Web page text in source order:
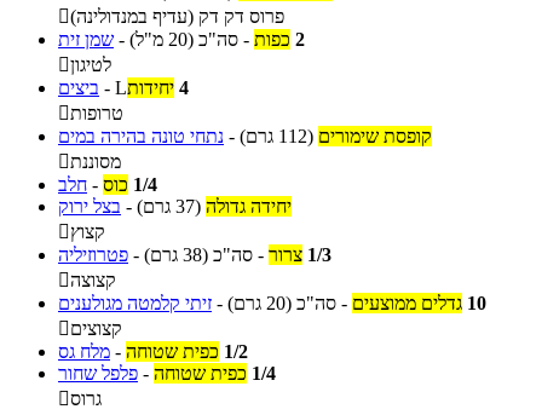
פרוס דק דק (עדיף במנדולינה)
שמן זית - 2 כפות - סה"כ (20 מ"ל)
לטיגון
ביצים - 4 יחידותL
טרופות
נתחי טונה בהירה במים - קופסת שימורים (112 גרם)
מסוננת
חלב - 1/4 כוס
בצל ירוק - יחידה גדולה (37 גרם)
קצוץ
פטרוזיליה - 1/3 צרור - סה"כ (38 גרם)
קצוצה
זיתי קלמטה מגולענים - 10 גדלים ממוצעים - סה"כ (20 גרם)
קצוצים
מלח גס - 1/2 כפית שטוחה
פלפל שחור - 1/4 כפית שטוחה
גרוס